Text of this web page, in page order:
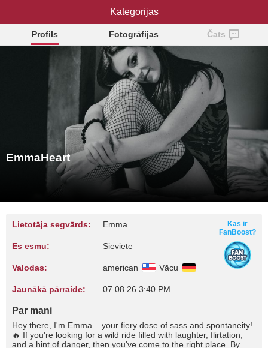
EmmaHeart
Profils Fotogrāfijas Čats
EmmaHeart
Lietotāja segvārds: Emma
Es esmu: Sieviete
Valodas: american Vācu
Jaunākā pārraide: 07.08.26 3:40 PM
Kas ir
FanBoost?
Par mani
Hey there, I'm Emma – your fiery dose of sass and spontaneity!
🔥 If you're looking for a wild ride filled with laughter, flirtation,
and a hint of danger, then you've come to the right place. By
Kategorijas